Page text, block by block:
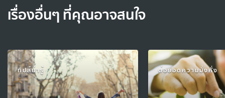
เรื่องอื่นๆ ที่คุณอาจสนใจ
ทิปส์น่ารู้ ต่อยอดความมั่งคั่ง